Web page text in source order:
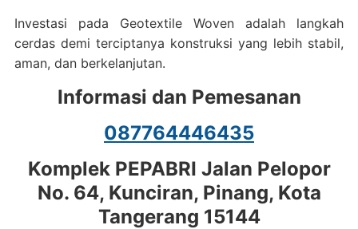
Investasi pada Geotextile Woven adalah langkah
cerdas demi terciptanya konstruksi yang lebih stabil,
aman, dan berkelanjutan.
Informasi dan Pemesanan
087764446435
Komplek PEPABRI Jalan Pelopor
No. 64, Kunciran, Pinang, Kota
Tangerang 15144